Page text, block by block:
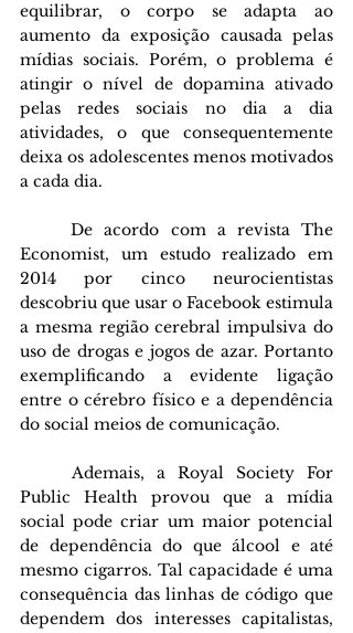
equilibrar, o corpo se adapta ao
aumento da exposição causada pelas
mídias sociais. Porém, o problema é
atingir o nível de dopamina ativado
pelas redes sociais no dia a dia
atividades, o que consequentemente
deixa os adolescentes menos motivados
a cada dia.
	De acordo com a revista The
Economist, um estudo realizado em
2014 por cinco neurocientistas
descobriu que usar o Facebook estimula
a mesma região cerebral impulsiva do
uso de drogas e jogos de azar. Portanto
exemplificando a evidente ligação
entre o cérebro físico e a dependência
do social meios de comunicação.
Public Health provou que a mídia
social pode criar um maior potencial
de dependência do que álcool e até
mesmo cigarros. Tal capacidade é uma
consequência das linhas de código que
dependem dos interesses capitalistas,